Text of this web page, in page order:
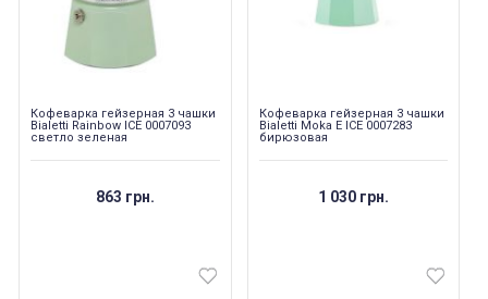
Кофеварка гейзерная 3 чашки
Bialetti Rainbow ICE 0007093
светло зеленая
863 грн.
Кофеварка гейзерная 3 чашки
Bialetti Moka E ICE 0007283
бирюзовая
1 030 грн.